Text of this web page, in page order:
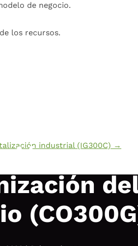
para
de negocio.
los recursos.
industrial (IG300C) →